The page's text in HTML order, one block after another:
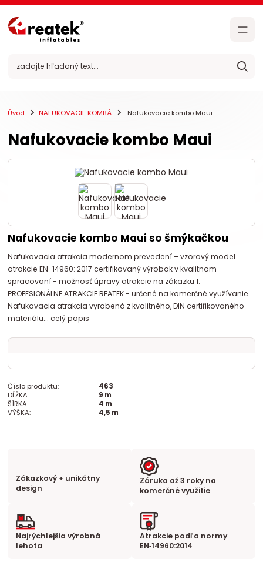
Úvod NAFUKOVACIE KOMBÁ Nafukovacie kombo Maui
Nafukovacie kombo Maui
Nafukovacie kombo Maui so šmýkačkou
Nafukovacia atrakcia modernom prevedení – vzorový model
atrakcie EN-14960: 2017 certifikovaný výrobok v kvalitnom
spracovaní - možnosť úpravy atrakcie na zákazku 1.
PROFESIONÁLNE ATRAKCIE REATEK - určené na komerčné využívanie
Nafukovacia atrakcia vyrobená z kvalitného, DIN certifikovaného
materiálu...celý popis
Číslo produktu:
463
DĹŽKA:
9 m
ŠÍRKA:
4 m
VÝŠKA:
4,5 m
Zákazkový + unikátny
design
Záruka až 3 roky na
komerčné využitie
Najrýchlejšia výrobná
lehota
Atrakcie podľa normy
EN‑14960:2014